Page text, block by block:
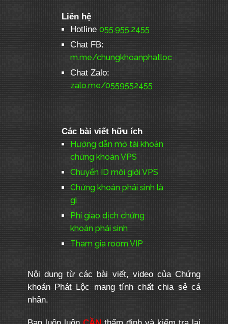
Liên hệ
Hotline 055.955.2455
Chat FB:
m.me/chungkhoanphatloc
Chat Zalo:
zalo.me/0559552455
Các bài viết hữu ích
Hướng dẫn mở tài khoản
chứng khoán VPS
Chuyển ID môi giới VPS
Chứng khoán phái sinh là
gì
Phí giao dịch chứng
khoán phái sinh
Tham gia room VIP
Nội dung từ các bài viết, video của Chứng
khoán Phát Lộc mang tính chất chia sẻ cá
nhân.